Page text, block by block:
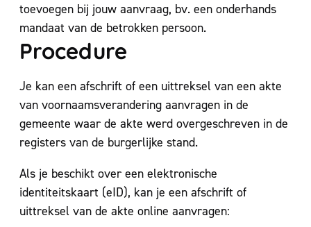
toevoegen bij jouw aanvraag, bv. een onderhands
mandaat van de betrokken persoon.
Procedure
Je kan een afschrift of een uittreksel van een akte
van voornaamsverandering aanvragen in de
gemeente waar de akte werd overgeschreven in de
registers van de burgerlijke stand.
Als je beschikt over een elektronische
identiteitskaart (eID), kan je een afschrift of
uittreksel van de akte online aanvragen: